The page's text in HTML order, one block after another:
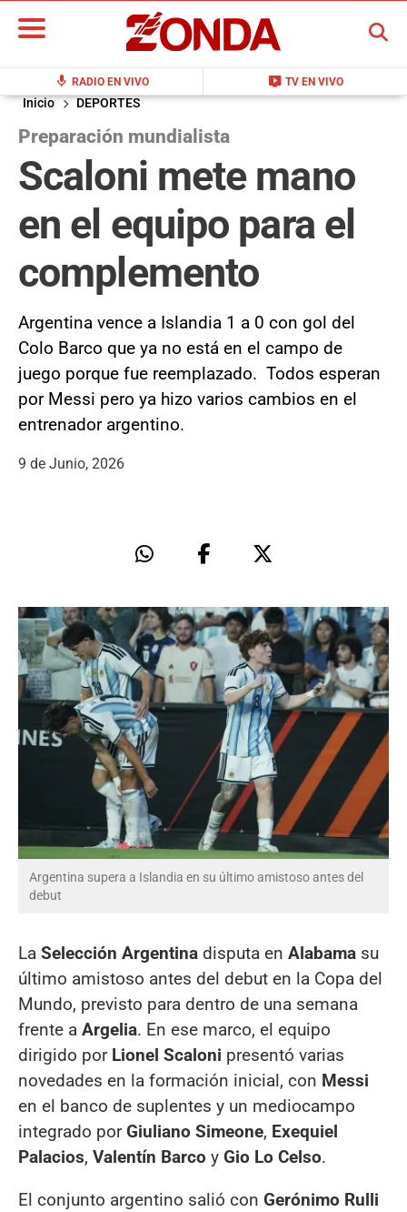
mic RADIO EN VIVO live_tv TV EN VIVO
BUSCAR
Inicio DEPORTES
Preparación mundialista
Scaloni mete mano
en el equipo para el
complemento
Argentina vence a Islandia 1 a 0 con gol del
Colo Barco que ya no está en el campo de
juego porque fue reemplazado. Todos esperan
por Messi pero ya hizo varios cambios en el
entrenador argentino.
9 de Junio, 2026
Argentina supera a Islandia en su último amistoso antes del
debut
La Selección Argentina disputa en Alabama su
último amistoso antes del debut en la Copa del
Mundo, previsto para dentro de una semana
frente a Argelia. En ese marco, el equipo
dirigido por Lionel Scaloni presentó varias
novedades en la formación inicial, con Messi
en el banco de suplentes y un mediocampo
integrado porGiuliano Simeone, Exequiel
Palacios, Valentín Barco y Gio Lo Celso.
El conjunto argentino salió con Gerónimo Rulli